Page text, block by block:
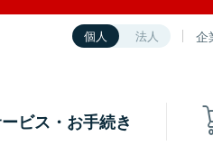
個人 法人 企
ビス・お手続き